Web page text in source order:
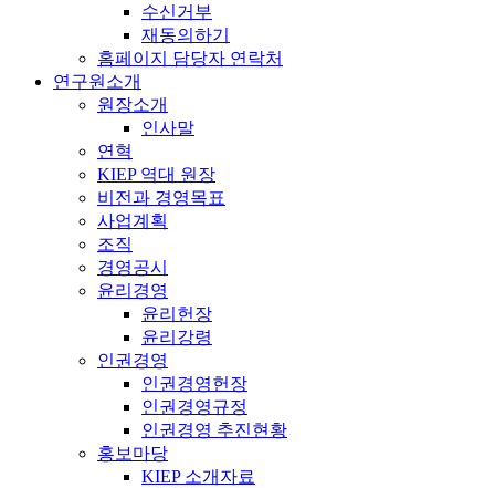
수신거부
재동의하기
홈페이지 담당자 연락처
연구원소개
원장소개
인사말
연혁
KIEP 역대 원장
비전과 경영목표
사업계획
조직
경영공시
윤리경영
윤리헌장
윤리강령
인권경영
인권경영헌장
인권경영규정
인권경영 추진현황
홍보마당
KIEP 소개자료